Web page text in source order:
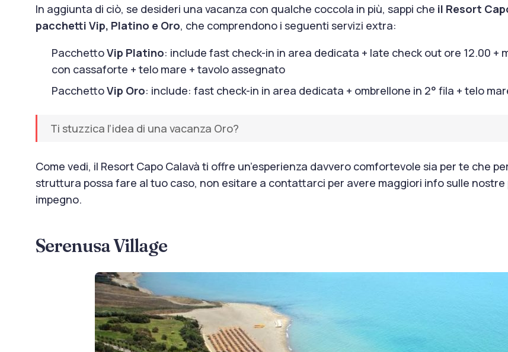
In aggiunta di ciò, se desideri una vacanza con qualche coccola in più, sappi che il Resort
pacchetti Vip, Platino e Oro, che comprendono i seguenti servizi extra:
PacchettoVip Platino: include fast check-in in area dedicata + late check out ore 12.00 +
con cassaforte + telo mare + tavolo assegnato
PacchettoVip Oro: include: fast check-in in area dedicata + ombrellone in 2° fila + telo
Ti stuzzica l’idea di una vacanza Oro?
Come vedi, il Resort Capo Calavà ti offre un’esperienza davvero comfortevole sia per te che
struttura possa fare al tuo caso, non esitare a contattarci per avere maggiori info sulle
impegno.
Serenusa Village